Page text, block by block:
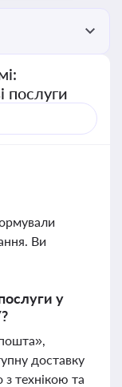
послуги
Ви
у
доставку
технікою та